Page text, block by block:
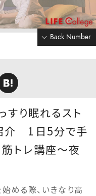
Back Number
すり眠れるスト
介 1日5分で手
筋トレ講座～夜
める際、いきなり高